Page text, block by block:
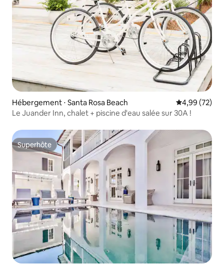
Hébergement ⋅ Santa Rosa Beach Évaluation
4,99 (72)
Le Juander Inn, chalet + piscine d'eau salée sur 30A !
Superhôte
Superhôte